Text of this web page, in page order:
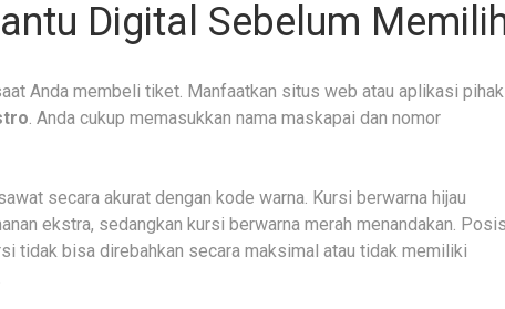
Digital Sebelum
Anda membeli tiket. Manfaatkan situs web atau aplikasi pihak
. Anda cukup memasukkan nama maskapai dan nomor
secara akurat dengan kode warna. Kursi berwarna hijau
ekstra, sedangkan kursi berwarna merah menandakan.
tidak bisa direbahkan secara maksimal atau tidak memiliki